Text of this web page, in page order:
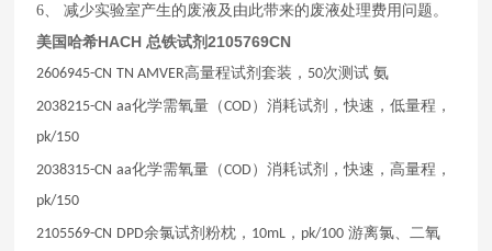
6、减少实验室产生的废液及由此带来的废液处理费用问题。
美国哈希HACH 总铁试剂2105769CN
2606945-CN TN AMVER高量程试剂套装， 50次测试 氨
2038215-CN aa化学需氧量（COD ）消耗试剂，快速，低量程，
pk/150
2038315-CN aa化学需氧量（COD ）消耗试剂，快速，高量程，
pk/150
2105569-CN DPD余氯试剂粉枕， 10mL ， pk/100 游离氯、二氧